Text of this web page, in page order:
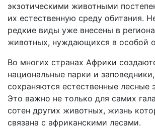
экзотическими животными
их естественную среду обитания.
редкие виды уже внесены в
животных, нуждающихся в особой
Во многих странах Африки
национальные парки и
сохраняются естественные лесные
Это важно не только для самих
сотен других животных, жизнь
связана с африканскими лесами.